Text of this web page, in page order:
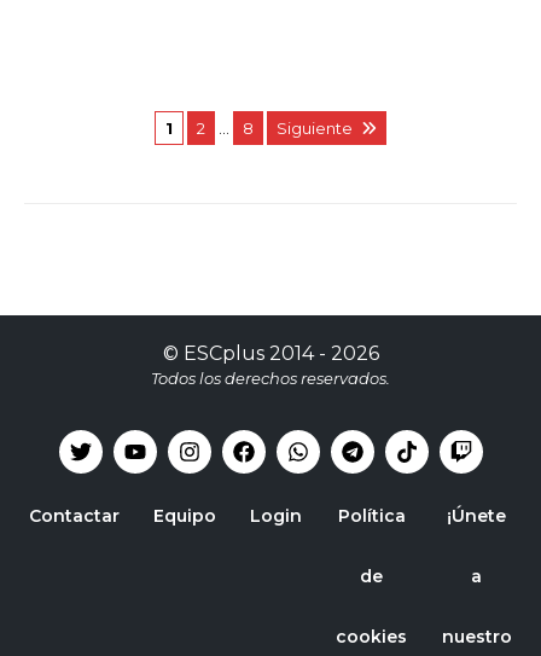
1 2 8 Siguiente
© ESCplus2014 - 2026
Todos los derechos reservados.
Contactar Equipo Login Política
de
cookies
¡Únete
a
nuestro